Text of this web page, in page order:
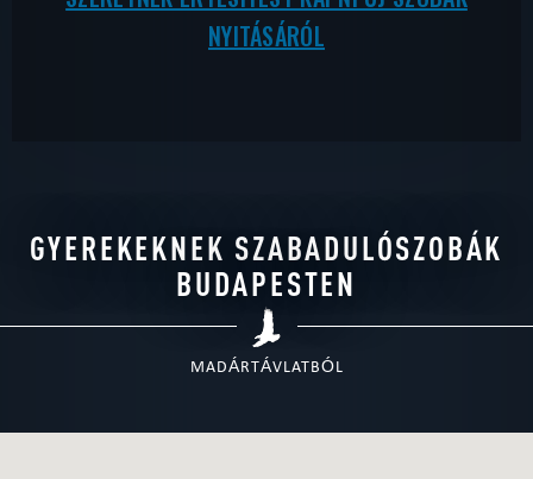
NYITÁSÁRÓL
GYEREKEKNEK SZABADULÓSZOBÁK
BUDAPESTEN
MADÁRTÁVLATBÓL